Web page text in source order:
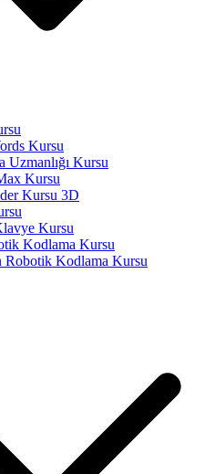
Kursu
Uzmanlığı Kursu
Kursu
Kursu 3D
Kursu
Kodlama Kursu
Robotik Kodlama Kursu